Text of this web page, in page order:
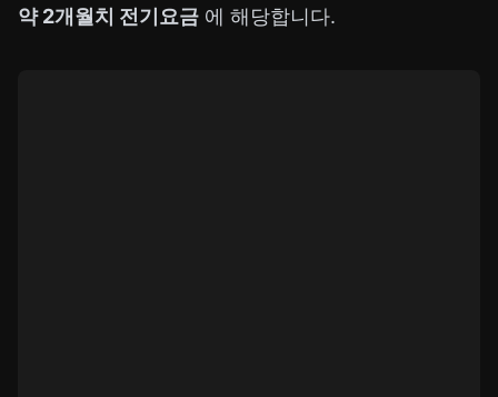
약 2개월치 전기요금 에 해당합니다.